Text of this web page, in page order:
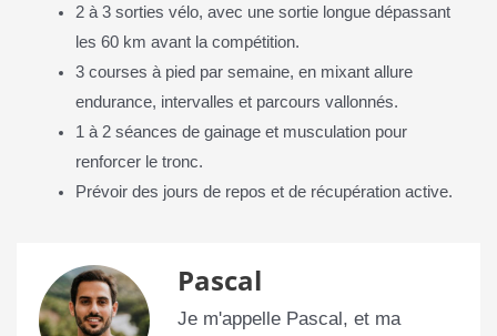
2 à 3 sorties vélo, avec une sortie longue dépassant
les 60 km avant la compétition.
3 courses à pied par semaine, en mixant allure
endurance, intervalles et parcours vallonnés.
1 à 2 séances de gainage et musculation pour
renforcer le tronc.
Prévoir des jours de repos et de récupération active.
Pascal
Je m'appelle Pascal, et ma